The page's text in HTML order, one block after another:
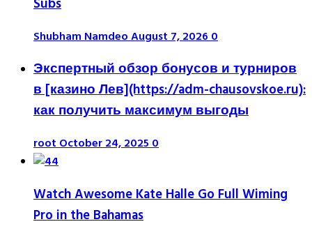
Shubham NamdeoAugust 7, 20260
Экспертный обзор бонусов и турниров
в [казино Лев](https://adm-chausovskoe.ru):
как получить максимум выгоды
rootOctober 24, 20250
Watch Awesome Kate Halle Go Full Wiming
Pro in the Bahamas